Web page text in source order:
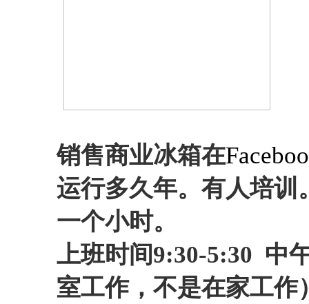
销售商业冰箱在
运行多久年。有人培训
一个小时。
上班时间9:30-5:30 中
室工作，不是在家工作